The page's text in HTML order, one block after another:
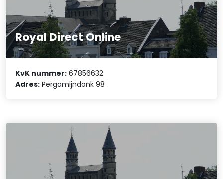
Royal Direct Online
KvK nummer: 67856632
Adres: Pergamijndonk 98